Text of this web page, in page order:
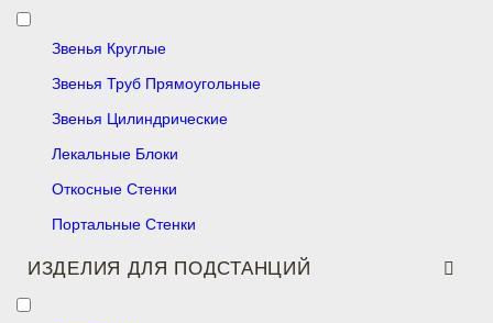
Звенья Круглые
Звенья Труб Прямоугольные
Звенья Цилиндрические
Лекальные Блоки
Откосные Стенки
Портальные Стенки
ИЗДЕЛИЯ ДЛЯ ПОДСТАНЦИЙ